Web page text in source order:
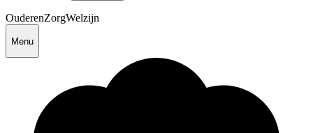
OuderenZorgWelzijn
Menu